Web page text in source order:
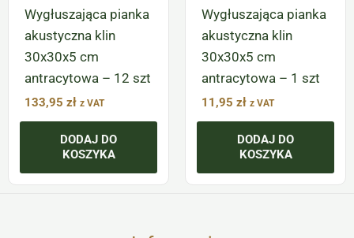
Wygłuszająca pianka
akustyczna klin
30x30x5 cm
antracytowa – 12 szt
133,95 zł z VAT
DODAJ DO
KOSZYKA
Wygłuszająca pianka
akustyczna klin
30x30x5 cm
antracytowa – 1 szt
11,95 zł z VAT
DODAJ DO
KOSZYKA